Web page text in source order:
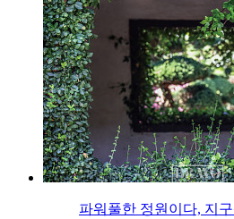
파워풀한 정원이다, 지